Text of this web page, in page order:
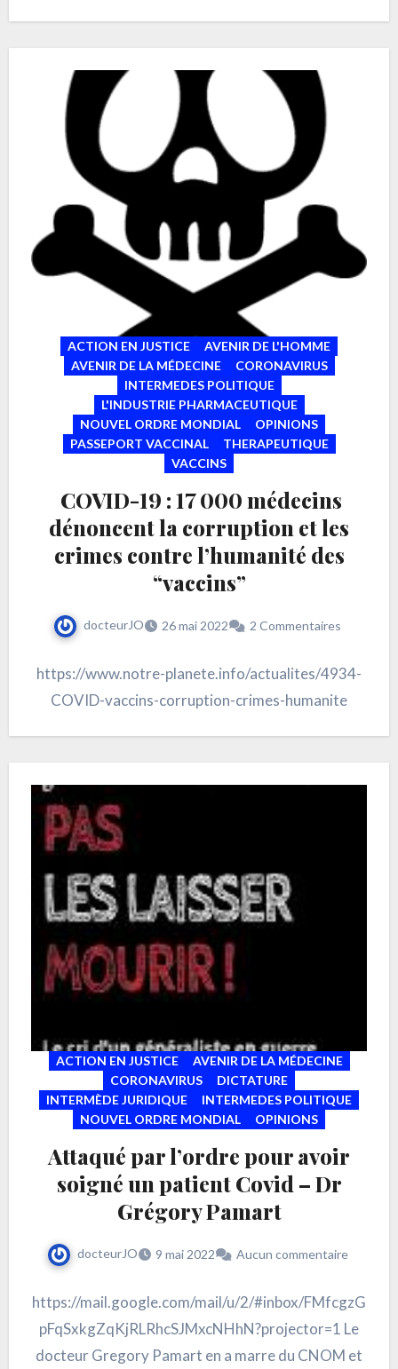
ACTION EN JUSTICE
AVENIR DE L'HOMME
AVENIR DE LA MÉDECINE
CORONAVIRUS
INTERMEDES POLITIQUE
L'INDUSTRIE PHARMACEUTIQUE
NOUVEL ORDRE MONDIAL
OPINIONS
PASSEPORT VACCINAL
THERAPEUTIQUE
VACCINS
COVID-19 : 17 000 médecins
dénoncent la corruption et les
crimes contre l’humanité des
“vaccins”
docteurJO 26 mai 2022 2 Commentaires
https://www.notre-planete.info/actualites/4934-
COVID-vaccins-corruption-crimes-humanite
ACTION EN JUSTICE
AVENIR DE LA MÉDECINE
CORONAVIRUS
DICTATURE
INTERMÈDE JURIDIQUE
INTERMEDES POLITIQUE
NOUVEL ORDRE MONDIAL
OPINIONS
Attaqué par l’ordre pour avoir
soigné un patient Covid – Dr
Grégory Pamart
docteurJO 9 mai 2022 Aucun commentaire
https://mail.google.com/mail/u/2/#inbox/FMfcgzG
pFqSxkgZqKjRLRhcSJMxcNHhN?projector=1 Le
docteur Gregory Pamart en a marre du CNOM et